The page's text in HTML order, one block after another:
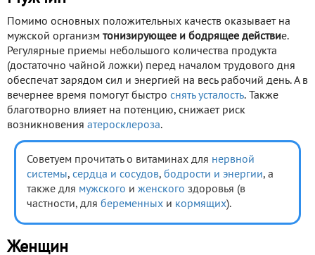
Помимо основных положительных качеств оказывает на
мужской организм тонизирующее и бодрящее действие.
Регулярные приемы небольшого количества продукта
(достаточно чайной ложки) перед началом трудового дня
обеспечат зарядом сил и энергией на весь рабочий день. А в
вечернее время помогут быстро снять усталость. Также
благотворно влияет на потенцию, снижает риск
возникновения атеросклероза.
Советуем прочитать о витаминах для нервной
системы, сердца и сосудов, бодрости и энергии, а
также для мужского и женского здоровья (в
частности, для беременных и кормящих).
Женщин